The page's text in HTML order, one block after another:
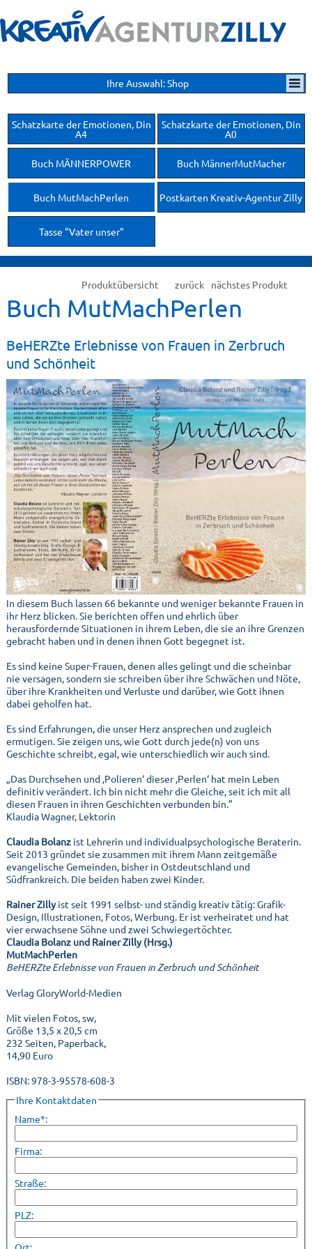
Ihre Auswahl: Shop
Schatzkarte der Emotionen, Din
A4
Schatzkarte der Emotionen, Din
A0
Buch MÄNNERPOWER Buch MännerMutMacher
Buch MutMachPerlen Postkarten Kreativ-Agentur Zilly
Tasse "Vater unser"
Produktübersicht zurück nächstes Produkt
Buch MutMachPerlen
BeHERZte Erlebnisse von Frauen in Zerbruch
und Schönheit
In diesem Buch lassen 66 bekannte und weniger bekannte Frauen in
ihr Herz blicken. Sie berichten offen und ehrlich über
herausfordernde Situationen in ihrem Leben, die sie an ihre Grenzen
gebracht haben und in denen ihnen Gott begegnet ist.
Es sind keine Super-Frauen, denen alles gelingt und die scheinbar
nie versagen, sondern sie schreiben über ihre Schwächen und Nöte,
über ihre Krankheiten und Verluste und darüber, wie Gott ihnen
dabei geholfen hat.
Es sind Erfahrungen, die unser Herz ansprechen und zugleich
ermutigen. Sie zeigen uns, wie Gott durch jede(n) von uns
Geschichte schreibt, egal, wie unterschiedlich wir auch sind.
„Das Durchsehen und ‚Polieren‘ dieser ‚Perlen‘ hat mein Leben
definitiv verändert. Ich bin nicht mehr die Gleiche, seit ich mit all
diesen Frauen in ihren Geschichten verbunden bin.”
Klaudia Wagner, Lektorin
Claudia Bolanzist Lehrerin und individualpsychologische Beraterin.
Seit 2013 gründet sie zusammen mit ihrem Mann zeitgemäße
evangelische Gemeinden, bisher in Ostdeutschland und
Südfrankreich. Die beiden haben zwei Kinder.
Rainer Zillyist seit 1991 selbst- und ständig kreativ tätig: Grafik-
Design, Illustrationen, Fotos, Werbung. Er ist verheiratet und hat
vier erwachsene Söhne und zwei Schwiegertöchter.
Claudia Bolanz und Rainer Zilly (Hrsg.)
MutMachPerlen
BeHERZte Erlebnisse von Frauen in Zerbruch und Schönheit
Verlag GloryWorld-Medien
Mit vielen Fotos, sw,
Größe 13,5 x 20,5 cm
232 Seiten, Paperback,
14,90 Euro
ISBN: 978-3-95578-608-3
Ihre Kontaktdaten
Name*:
Firma:
Straße:
PLZ: